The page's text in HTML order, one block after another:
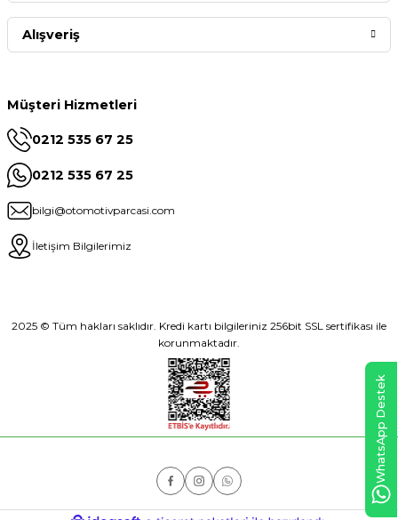
Müşteri Hizmetleri
0212 535 67 25
0212 535 67 25
bilgi@otomotivparcasi.com
İletişim Bilgilerimiz
Alışveriş
2025 © Tüm hakları saklıdır. Kredi kartı bilgileriniz 256bit SSL sertifikası ile
korunmaktadır.
WhatsApp Destek